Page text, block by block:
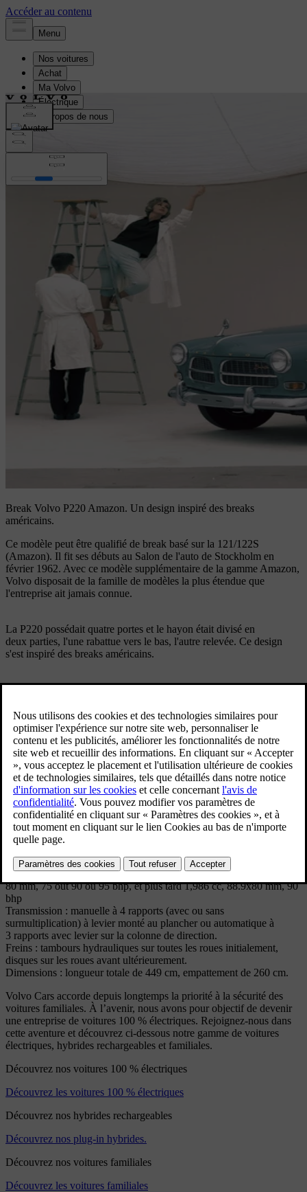
Break Volvo P220 Amazon. Un design inspiré des breaks
américains.
Ce modèle peut être qualifié de break basé sur la 121/122S
(Amazon). Il fit ses débuts au Salon de l'auto de Stockholm en
février 1962. Avec ce modèle supplémentaire de la gamme Amazon,
Volvo disposait de la famille de modèles la plus étendue que
l'entreprise ait jamais connue.
La P220 possédait quatre portes et le hayon était divisé en
deux parties, l'une rabattue vers le bas, l'autre relevée. Ce design
s'est inspiré des breaks américains.
Cette voiture représentait un grand pas vers une orientation plus
familiale des breaks, qui était peu représentée sur le marché
automobile. Dans ce sens, la P220 a joué un rôle important pour
Volvo dans son évolution en tant que constructeur de breaks de
premier plan.
Spécifications techniques
Modèle : P 220 Amazon Estate
Versions : P 221, P 222 (SPORT)
Années de production : 1962 - 1969
Unités produites : 73169
Carrosserie : break 4 portes
Moteur : 4 cylindres en ligne à soupapes en tête, 1 778 cm, 84.14 x
80 mm, 75 out 90 ou 95 bhp, et plus tard 1,986 cc, 88.9x80 mm, 90
bhp
Transmission : manuelle à 4 rapports (avec ou sans
surmultiplication) à levier monté au plancher ou automatique à
3 rapports avec levier sur la colonne de direction.
Freins : tambours hydrauliques sur toutes les roues initialement,
disques sur les roues avant ultérieurement.
Dimensions : longueur totale de 449 cm, empattement de 260 cm.
Volvo Cars accorde depuis longtemps la priorité à la sécurité des
voitures familiales. À l’avenir, nous avons pour objectif de devenir
une entreprise de voitures 100 % électriques. Rejoignez-nous dans
cette aventure et découvrez ci-dessous notre gamme de voitures
électriques, hybrides rechargeables et familiales.
Découvrez nos voitures 100 % électriques
Découvrez les voitures 100 % électriques
Découvrez nos hybrides rechargeables
Découvrez nos plug-in hybrides.
Découvrez nos voitures familiales
Découvrez les voitures familiales